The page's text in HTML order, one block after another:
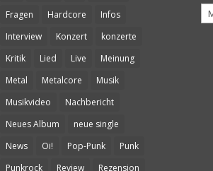
Fragen
Hardcore
Infos
Interview
Konzert
konzerte
Kritik
Lied Live
Meinung
Metal
Metalcore
Musik
Musikvideo
Nachbericht
Neues Album
neue single
News
Oi! Pop-Punk
Punk
Punkrock
Review Rezension